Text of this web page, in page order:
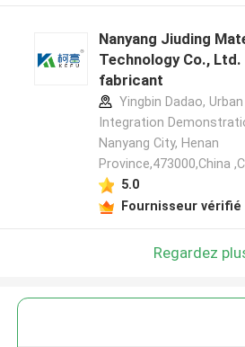
Nanyang Jiuding
Technology Co.,
fabricant
Yingbin Dadao, Urban
Integration
Nanyang City, Henan
Province,473000,China
5.0
Fournisseur vérifié
Regardez